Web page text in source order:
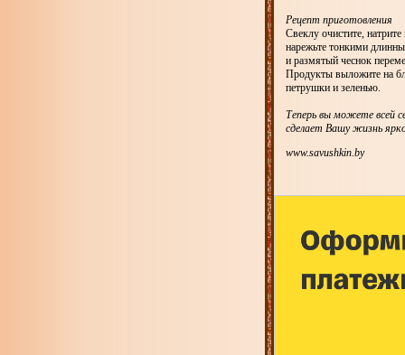
Рецепт приготовления
Свеклу очистите,
нарежьте тонкими
и размятый чеснок
Продукты выложите на
петрушки и зеленью.
Теперь вы можете всей
сделает Вашу жизнь
www.savushkin.by